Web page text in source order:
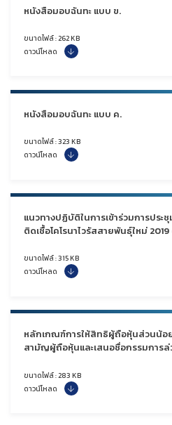
หนังสือมอบฉันทะ แบบ ข.
ขนาดไฟล์ : 262 KB
ดาวน์โหลด
หนังสือมอบฉันทะ แบบ ค.
ขนาดไฟล์ : 323 KB
ดาวน์โหลด
แนวทางปฏิบัติในการเข้าร่วมการประ
ติดเชื้อโคโรนาไวรัสสายพันธุ์ใหม่ 2019
ขนาดไฟล์ : 315 KB
ดาวน์โหลด
หลักเกณฑ์การให้สิทธิผู้ถือหุ้นส่วนน้อย
สามัญผู้ถือหุ้นและเสนอชื่อกรรมการล่
ขนาดไฟล์ : 283 KB
ดาวน์โหลด